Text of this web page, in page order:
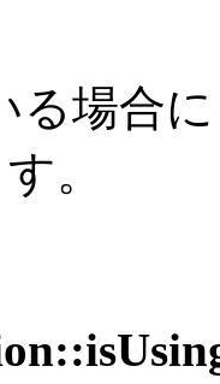
る場合
。